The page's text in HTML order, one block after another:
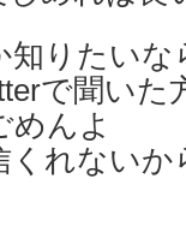
知りたい
で聞いた
めんよ
くれないか